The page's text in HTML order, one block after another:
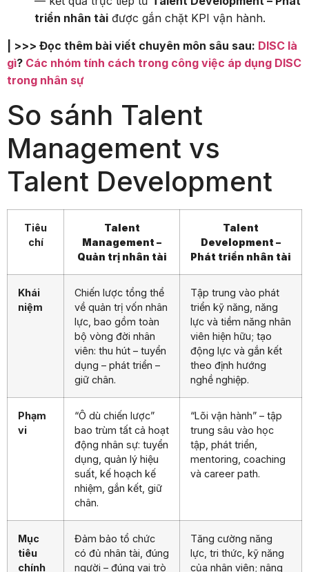
triển nhân tài được gắn chặt KPI vận hành.
| >>> Đọc thêm bài viết chuyên môn sâu sau: DISC là
gì? Các nhóm tính cách trong công việc áp dụng DISC
trong nhân sự
So sánh Talent
Management vs
Talent Development
Tiêu
chí
Talent
Management –
Quản trị nhân tài
Talent
Development –
Phát triển nhân tài
Khái
niệm
Chiến lược tổng thể
về quản trị vốn nhân
lực, bao gồm toàn
bộ vòng đời nhân
viên: thu hút – tuyển
dụng – phát triển –
giữ chân.
Tập trung vào phát
triển kỹ năng, năng
lực và tiềm năng nhân
viên hiện hữu; tạo
động lực và gắn kết
theo định hướng
nghề nghiệp.
Phạm
vi
“Ô dù chiến lược”
bao trùm tất cả hoạt
động nhân sự: tuyển
dụng, quản lý hiệu
suất, kế hoạch kế
nhiệm, gắn kết, giữ
chân.
“Lõi vận hành” – tập
trung sâu vào học
tập, phát triển,
mentoring, coaching
và career path.
Mục
tiêu
chính
Đảm bảo tổ chức
có đủ nhân tài, đúng
người – đúng vai trò
Tăng cường năng
lực, tri thức, kỹ năng
của nhân viên; nâng